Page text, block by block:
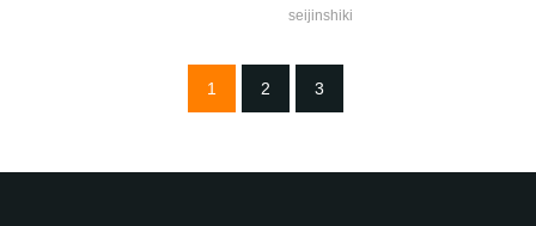
seijinshiki
1 2 3